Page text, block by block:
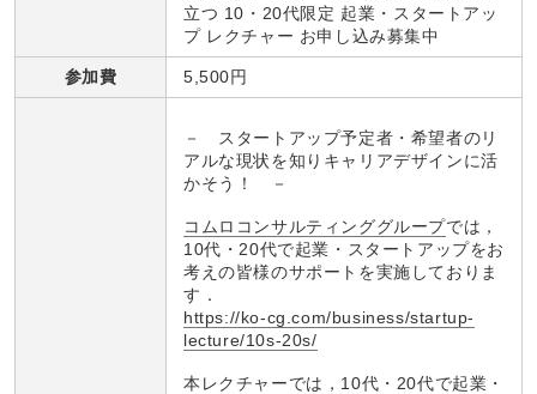
立つ 10・20代限定 起業・スタートアッ
プ レクチャー お申し込み募集中
参加費 5,500円
－ スタートアップ予定者・希望者のリ
アルな現状を知りキャリアデザインに活
かそう！ －
コムロコンサルティンググループでは，
10代・20代で起業・スタートアップをお
考えの皆様のサポートを実施しておりま
す．
https://ko-cg.com/business/startup-
lecture/10s-20s/
本レクチャーでは，10代・20代で起業・